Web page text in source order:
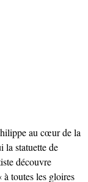
au cœur de la
la statuette de
découvre
à toutes les gloires